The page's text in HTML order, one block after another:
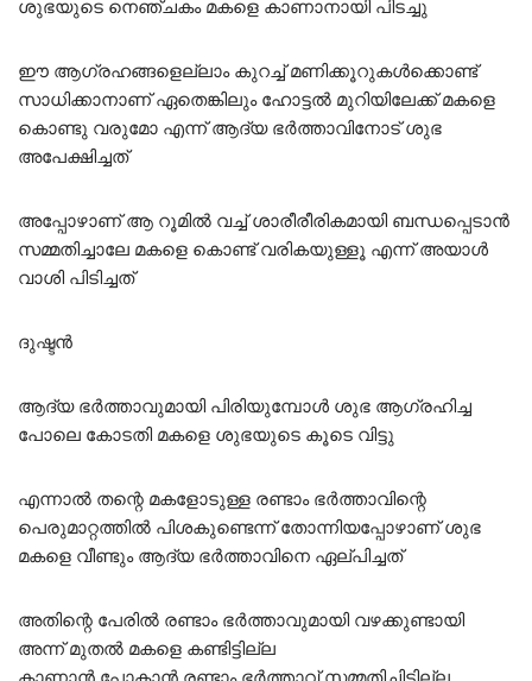
ശുഭയുടെ നെഞ്ചകം മകളെ കാണാനായി പിടച്ചു
ഈ ആഗ്രഹങ്ങളെല്ലാം കുറച്ച് മണിക്കൂറുകൾക്കൊണ്ട്
സാധിക്കാനാണ് ഏതെങ്കിലും ഹോട്ടൽ മുറിയിലേക്ക് മകളെ
കൊണ്ടു വരുമോ എന്ന് ആദ്യ ഭർത്താവിനോട് ശുഭ
അപേക്ഷിച്ചത്
അപ്പോഴാണ് ആ റൂമിൽ വച്ച് ശാരീരീരികമായി ബന്ധപ്പെടാൻ
സമ്മതിച്ചാലേ മകളെ കൊണ്ട് വരികയുള്ളൂ എന്ന് അയാൾ
വാശി പിടിച്ചത്
ദുഷ്ടൻ
ആദ്യ ഭർത്താവുമായി പിരിയുമ്പോൾ ശുഭ ആഗ്രഹിച്ച
പോലെ കോടതി മകളെ ശുഭയുടെ കൂടെ വിട്ടു
എന്നാൽ തന്റെ മകളോടുള്ള രണ്ടാം ഭർത്താവിന്റെ
പെരുമാറ്റത്തിൽ പിശകുണ്ടെന്ന് തോന്നിയപ്പോഴാണ് ശുഭ
മകളെ വീണ്ടും ആദ്യ ഭർത്താവിനെ ഏല്പിച്ചത്
അതിന്റെ പേരിൽ രണ്ടാം ഭർത്താവുമായി വഴക്കുണ്ടായി
അന്ന് മുതൽ മകളെ കണ്ടിട്ടില്ല